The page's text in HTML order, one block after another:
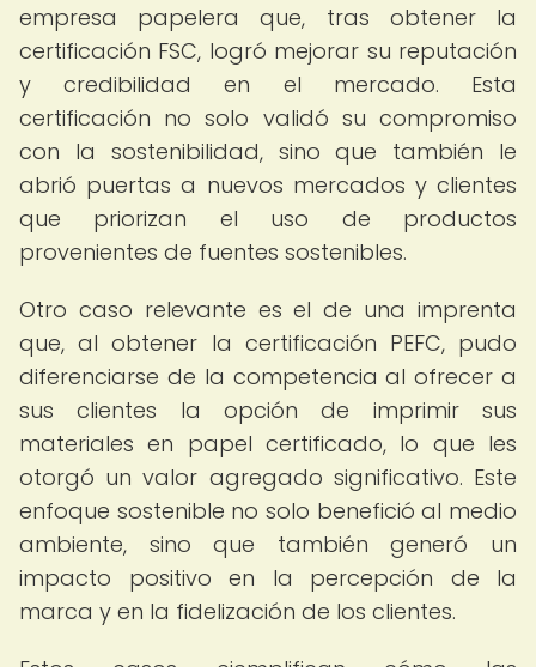
empresa papelera que, tras obtener la
certificación FSC, logró mejorar su reputación
y credibilidad en el mercado. Esta
certificación no solo validó su compromiso
con la sostenibilidad, sino que también le
abrió puertas a nuevos mercados y clientes
que priorizan el uso de productos
provenientes de fuentes sostenibles.
Otro caso relevante es el de una imprenta
que, al obtener la certificación PEFC, pudo
diferenciarse de la competencia al ofrecer a
sus clientes la opción de imprimir sus
materiales en papel certificado, lo que les
otorgó un valor agregado significativo. Este
enfoque sostenible no solo benefició al medio
ambiente, sino que también generó un
impacto positivo en la percepción de la
marca y en la fidelización de los clientes.